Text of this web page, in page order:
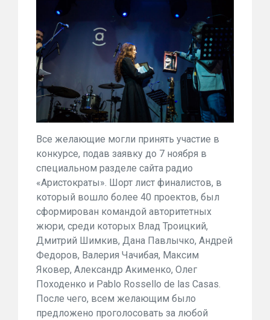
Все желающие могли принять участие в
конкурсе, подав заявку до 7 ноября в
специальном разделе сайта радио
«Аристократы». Шорт лист финалистов, в
который вошло более 40 проектов, был
сформирован командой авторитетных
жюри, среди которых Влад Троицкий,
Дмитрий Шимкив, Дана Павлычко, Андрей
Федоров, Валерия Чачибая, Максим
Яковер, Александр Акименко, Олег
Походенко и Pablo Rossello de las Casas.
После чего, всем желающим было
предложено проголосовать за любой